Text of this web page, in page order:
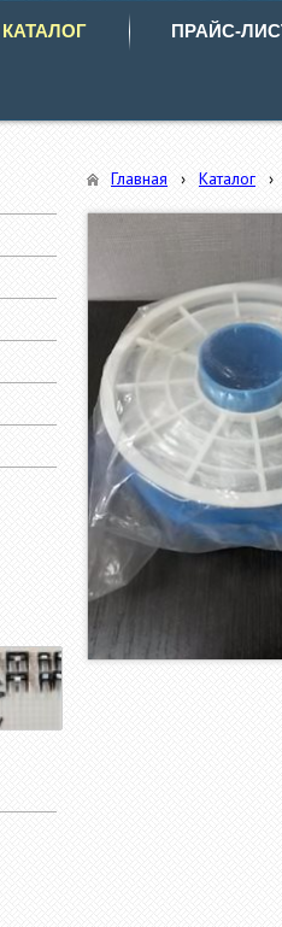
КАТАЛОГ ПРАЙС-
Главная › Каталог ›